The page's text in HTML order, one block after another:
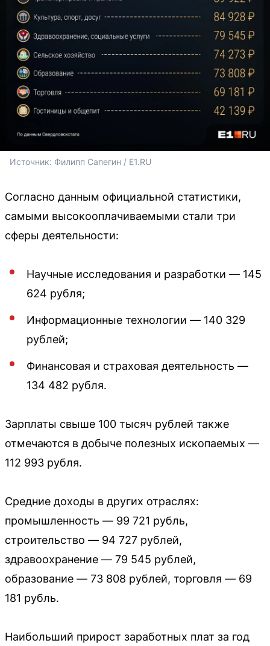
Источник: Филипп Сапегин / E1.RU
Согласно данным официальной статистики,
самыми высокооплачиваемыми стали три
сферы деятельности:
Научные исследования и разработки — 145
624 рубля;
Информационные технологии — 140 329
рублей;
Финансовая и страховая деятельность —
134 482 рубля.
Зарплаты свыше 100 тысяч рублей также
отмечаются в добыче полезных ископаемых —
112 993 рубля.
Средние доходы в других отраслях:
промышленность — 99 721 рубль,
строительство — 94 727 рублей,
здравоохранение — 79 545 рублей,
образование — 73 808 рублей, торговля — 69
181 рубль.
Наибольший прирост заработных плат за год